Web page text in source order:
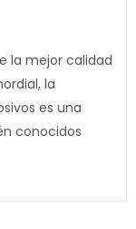
la mejor calidad
la
es una
conocidos